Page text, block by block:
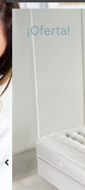
¡Oferta!